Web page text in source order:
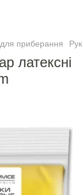
для приберання
латексні